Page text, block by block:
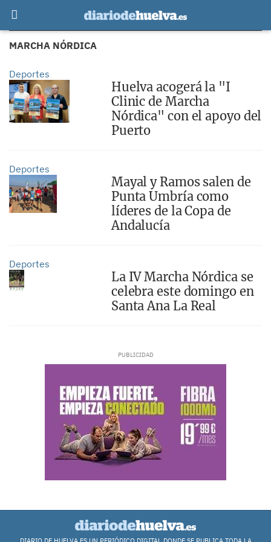
MARCHA NÓRDICA
Deportes
Huelva acogerá la "I
Clinic de Marcha
Nórdica" con el apoyo del
Puerto
Deportes
Mayal y Ramos salen de
Punta Umbría como
líderes de la Copa de
Andalucía
Deportes
La IV Marcha Nórdica se
celebra este domingo en
Santa Ana La Real